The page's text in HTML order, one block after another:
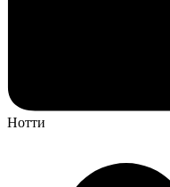
Нотти